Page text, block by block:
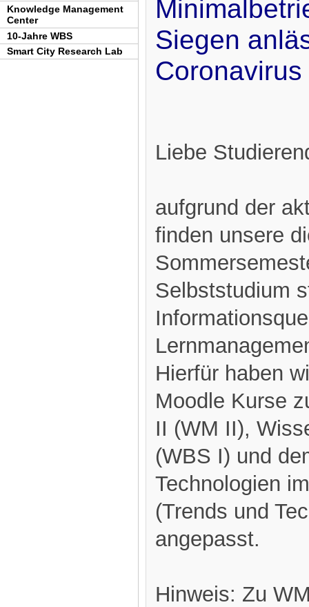
Knowledge Management
Center
10-Jahre WBS
Smart City Research Lab
Siegen
Liebe
aufgrund der
finden unsere
Selbststudium
Hierfür haben
Moodle Kurse
II (WM II),
(WBS I) und
Technologien
(Trends und
angepasst.
Hinweis: Zu